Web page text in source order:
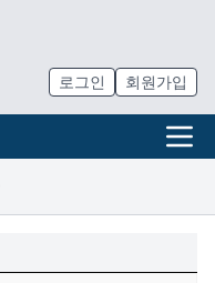
로그인 회원가입